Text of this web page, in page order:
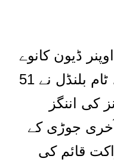
ڈیون کانوے
نے 122، ٹام لیتھم نے 71، ٹام بلنڈل نے 51
ہینری نے 68 رنز کی اننگز
جوڑی کے
شراکت قائم کی